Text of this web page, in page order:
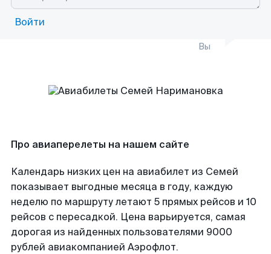
Войти
Вы
Про авиаперелеты на нашем сайте
Календарь низких цен на авиабилет из Семей
показывает выгодные месяца в году, каждую
неделю по маршруту летают 5 прямых рейсов и 10
рейсов с пересадкой. Цена варьируется, самая
дорогая из найденных пользователями 9000
рублей авиакомпанией Аэрофлот.